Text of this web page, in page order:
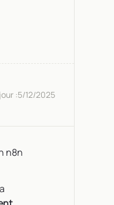
:5/12/2025
n8n